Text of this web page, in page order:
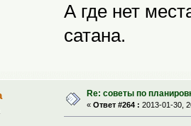
А где нет
сатана.
Re: советы по
« Ответ #264 : 2013-01-30,